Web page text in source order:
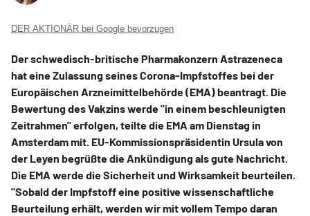
DER AKTIONÄR bei Google bevorzugen
Der schwedisch-britische Pharmakonzern Astrazeneca
hat eine Zulassung seines Corona-Impfstoffes bei der
Europäischen Arzneimittelbehörde (EMA) beantragt. Die
Bewertung des Vakzins werde "in einem beschleunigten
Zeitrahmen" erfolgen, teilte die EMA am Dienstag in
Amsterdam mit. EU-Kommissionspräsidentin Ursula von
der Leyen begrüßte die Ankündigung als gute Nachricht.
Die EMA werde die Sicherheit und Wirksamkeit beurteilen.
"Sobald der Impfstoff eine positive wissenschaftliche
Beurteilung erhält, werden wir mit vollem Tempo daran